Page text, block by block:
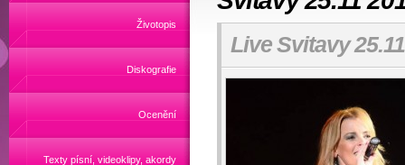
Životopis
Diskografie
Ocenění
Texty písní, videoklipy, akordy
Live Svitavy